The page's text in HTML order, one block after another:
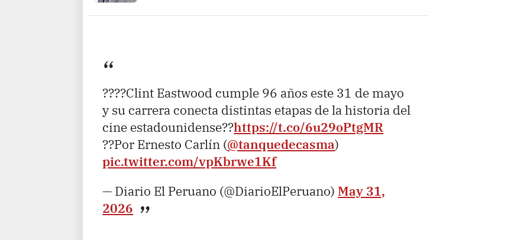
????Clint Eastwood cumple 96 años este 31 de mayo
y su carrera conecta distintas etapas de la historia del
cine estadounidense??https://t.co/6u29oPtgMR
??Por Ernesto Carlín (@tanquedecasma)
pic.twitter.com/vpKbrwe1Kf
— Diario El Peruano (@DiarioElPeruano) May 31,
2026